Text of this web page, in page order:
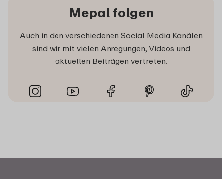
Mepal folgen
Auch in den verschiedenen Social Media Kanälen
sind wir mit vielen Anregungen, Videos und
aktuellen Beiträgen vertreten.